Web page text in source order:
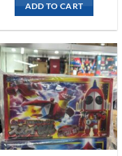
ADD TO CART